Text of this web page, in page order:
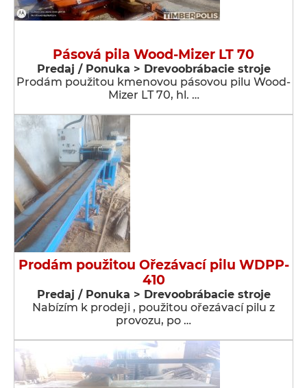
Pásová pila Wood-Mizer LT 70
Predaj / Ponuka > Drevoobrábacie stroje
Prodám použitou kmenovou pásovou pilu Wood-
Mizer LT 70, hl. …
Prodám použitou Ořezávací pilu WDPP-
410
Predaj / Ponuka > Drevoobrábacie stroje
Nabízím k prodeji , použitou ořezávací pilu z
provozu, po …